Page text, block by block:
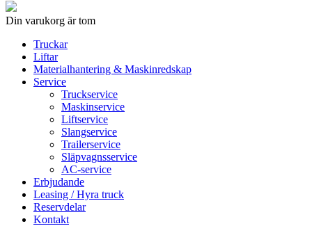
Din varukorg är tom
Truckar
Liftar
Materialhantering & Maskinredskap
Service
Truckservice
Maskinservice
Liftservice
Slangservice
Trailerservice
Släpvagnsservice
AC-service
Erbjudande
Leasing / Hyra truck
Reservdelar
Kontakt